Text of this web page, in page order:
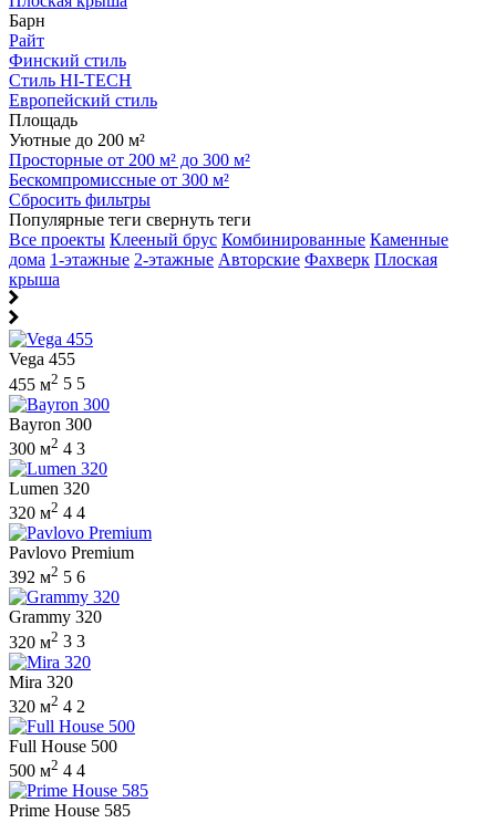
Барн
Райт
Финский стиль
Стиль HI-TECH
Европейский стиль
Площадь
Уютные до 200 м²
Просторные от 200 м² до 300 м²
Бескомпромиссные от 300 м²
Сбросить фильтры
Популярные теги свернуть теги
Все проекты Клееный брус Комбинированные Каменные
дома 1-этажные 2-этажные Авторские Фахверк Плоская
крыша
Vega 455
455 м2 5 5
Bayron 300
300 м2 4 3
Lumen 320
320 м2 4 4
Pavlovo Premium
392 м2 5 6
Grammy 320
320 м2 3 3
Mira 320
320 м2 4 2
Full House 500
500 м2 4 4
Prime House 585